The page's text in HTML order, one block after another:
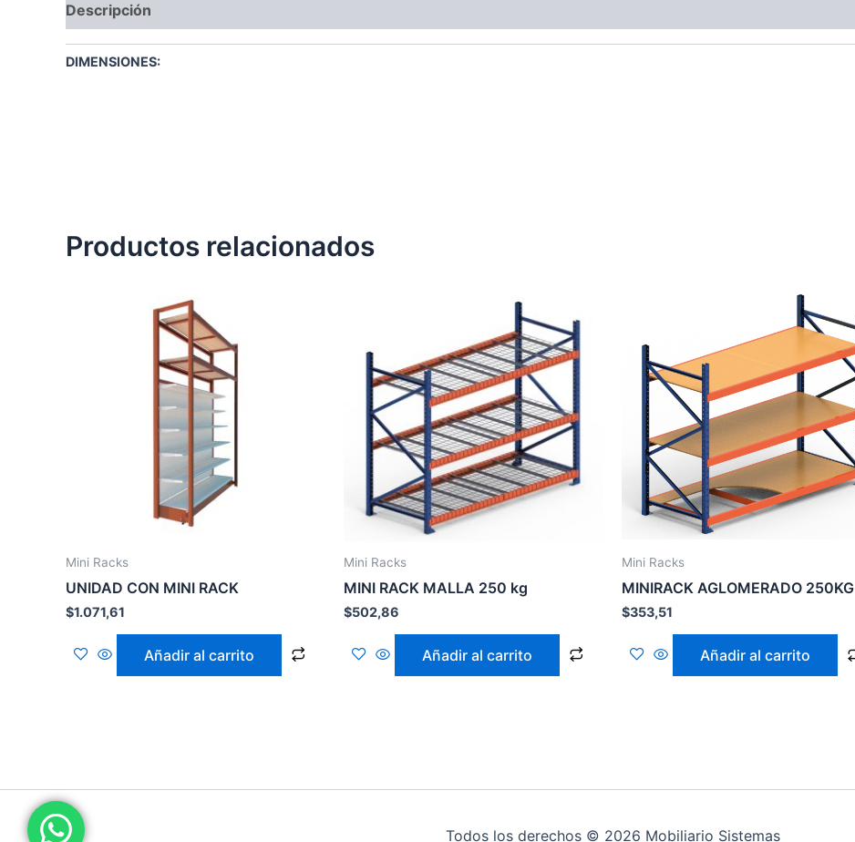
Descripción
DIMENSIONES:
Productos relacionados
Mini Racks
UNIDAD CON MINI RACK
$1.071,61
Añadir al carrito
Mini Racks
MINI RACK MALLA 250 kg
$502,86
Añadir al carrito
Mini Racks
MINIRACK AGLOMERADO 250KG
$353,51
Añadir al carrito
Todos los derechos © 2026 Mobiliario Sistemas